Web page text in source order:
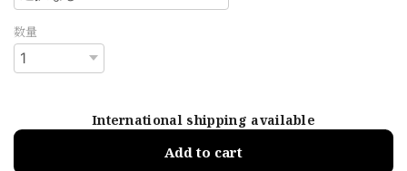
数量
International shipping available
Add to cart